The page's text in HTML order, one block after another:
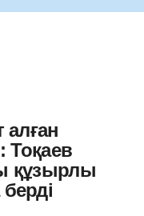
алған
Тоқаев
құзырлы